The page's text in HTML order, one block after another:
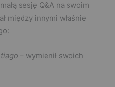
sesję Q&A na swoim
między innymi właśnie
– wymienił swoich